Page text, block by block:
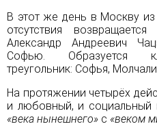
В этот же день в Москву из
отсутствия
Александр Андреевич
Софью. Образуется
треугольник: Софья,
На протяжении четырёх
и любовный, и социальный
«века нынешнего» с «веком